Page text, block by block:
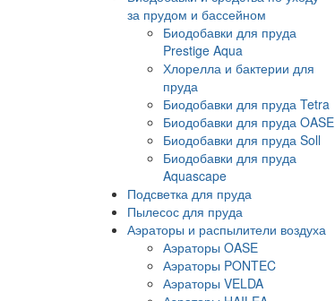
за прудом и бассейном
Биодобавки для пруда
Prestige Aqua
Хлорелла и бактерии для
пруда
Биодобавки для пруда Tetra
Биодобавки для пруда OASE
Биодобавки для пруда Soll
Биодобавки для пруда
Aquascape
Подсветка для пруда
Пылесос для пруда
Аэраторы и распылители воздуха
Аэраторы OASE
Аэраторы PONTEC
Аэраторы VELDA